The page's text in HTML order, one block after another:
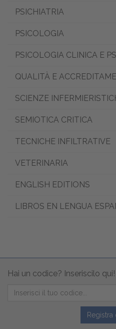
PSICHIATRIA
PSICOLOGIA
PSICOLOGIA CLINICA E
QUALITÀ E
SCIENZE
SEMIOTICA CRITICA
TECNICHE INFILTRATIVE
VETERINARIA
ENGLISH EDITIONS
LIBROS EN LENGUA
Hai un codice? Inseriscilo qui!